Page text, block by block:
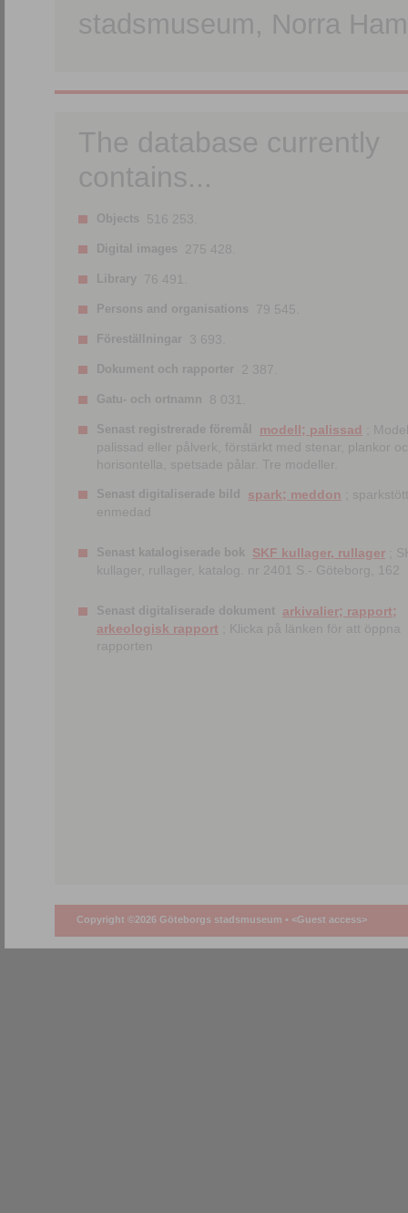
stadsmuseum, Norra
The database currently
contains...
Objects 516 253.
Digital images 275 428.
Library 76 491.
Persons and organisations 79 545.
Föreställningar 3 693.
Dokument och rapporter 2 387.
Gatu- och ortnamn 8 031.
Senast registrerade föremål modell; palissad
;
palissad eller pålverk, förstärkt med stenar, plankor
horisontella, spetsade pålar. Tre modeller.
Senast digitaliserade bild spark; meddon ;
enmedad
Senast katalogiserade bok SKF kullager, rullager ;
kullager, rullager, katalog. nr 2401 S.- Göteborg, 162
Senast digitaliserade dokument arkivalier; rapport;
arkeologisk rapport ; Klicka på länken för att öppna
rapporten
Copyright ©2026 Göteborgs stadsmuseum • <Guest access>